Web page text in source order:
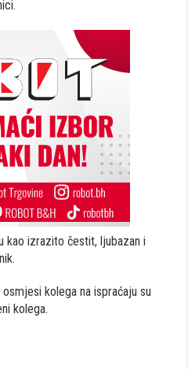
kao izrazito čestit, ljubazan i
kolega na ispraćaju su
kolega.